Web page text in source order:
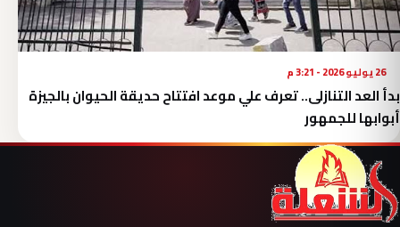
26 يوليو 2026 - 3:21 م
بدأ العد التنازلى.. تعرف علي موعد افتتاح حديقة الحيوان بالجيزة
أبوابها للجمهور